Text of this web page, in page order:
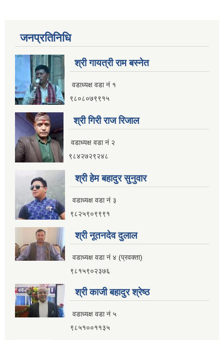
जनप्रतिनिधि
श्री गायत्री राम बस्नेत
वडाध्यक्ष वडा न‌ं १
९८०८०७९९१५
श्री गिरी राज रिजाल
वडाध्यक्ष वडा नं २
९८४२७२९२४८
श्री हेम बहादुर सुनुवार
वडाध्यक्ष वडा नं ३
९८२५९०९९९१
श्री नूतनदेव दुलाल
वडाध्यक्ष वडा नं ४ (प्रवक्ता)
९८१५९०२३७६
श्री काजी बहादुर श्रेष्ठ
वडाध्यक्ष वडा नं ५
९८५१००११३५